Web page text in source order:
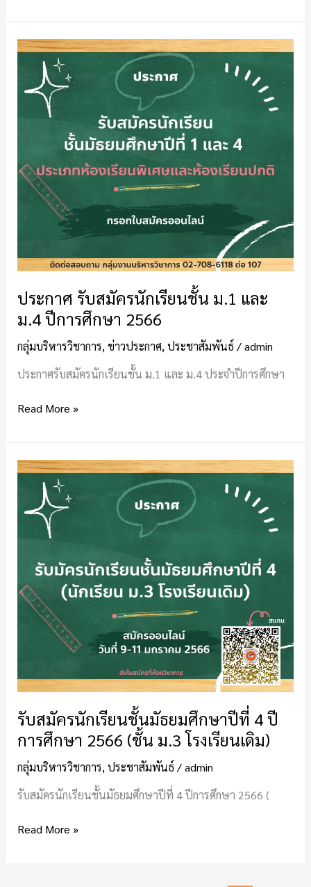
ประกาศ รับสมัครนักเรียนชั้น ม.1 และ
ม.4 ปีการศึกษา 2566
กลุ่มบริหารวิชาการ, ข่าวประกาศ, ประชาสัมพันธ์/admin
ประกาศรับสมัครนักเรียนชั้น ม.1 และ ม.4 ประจำปีการศึกษา
ประกาศ
สมัคร
นักเรียน
ม.4
Read More »
รับสมัครนักเรียนชั้นมัธยมศึกษาปีที่ 4 ปี
การศึกษา 2566 (ชั้น ม.3 โรงเรียนเดิม)
กลุ่มบริหารวิชาการ, ประชาสัมพันธ์/admin
รับสมัครนักเรียนชั้นมัธยมศึกษาปีที่ 4 ปีการศึกษา 2566 (
รับ
นักเรียน
มัธยมศึกษา
4
(ชั้น
ม.3
โรงเรียน
เดิม)
Read More »